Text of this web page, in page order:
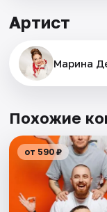
Артист
Марина
Похожие
от 590 ₽